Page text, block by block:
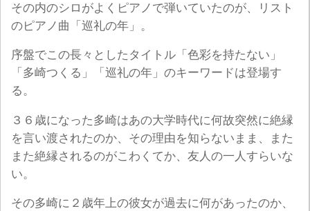
その内のシロがよくピアノで弾いていたのが、リスト
のピアノ曲「巡礼の年」。
序盤でこの長々としたタイトル「色彩を持たない」
「多崎つくる」「巡礼の年」のキーワードは登場す
る。
３６歳になった多崎はあの大学時代に何故突然に絶縁
を言い渡されたのか、その理由を知らないまま、また
また絶縁されるのがこわくてか、友人の一人すらいな
い。
その多崎に２歳年上の彼女が過去に何があったのか、